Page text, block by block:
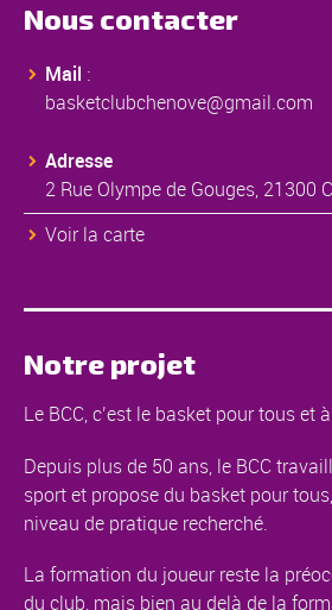
Nous contacter
Mail :
basketclubchenove@gmail.com
Adresse
2 Rue Olympe de Gouges, 21300
Voir la carte
Notre projet
Le BCC, c’est le basket pour tous et
Depuis plus de 50 ans, le BCC
sport et propose du basket pour
niveau de pratique recherché.
La formation du joueur reste la
du club, mais bien au delà de la